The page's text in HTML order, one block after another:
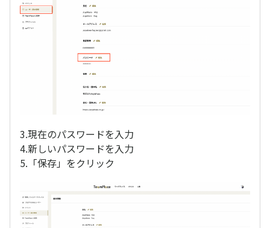
3.現在のパスワードを入力
4.新しいパスワードを入力
5.「保存」をクリック